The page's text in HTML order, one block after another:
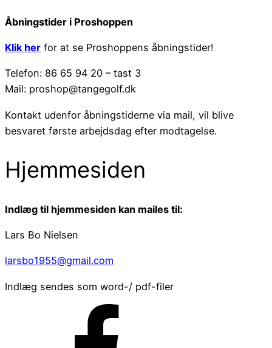
Åbningstider i Proshoppen
Klik her for at se Proshoppens åbningstider!
Telefon: 86 65 94 20 – tast 3
Mail: proshop@tangegolf.dk
Kontakt udenfor åbningstiderne via mail, vil blive
besvaret første arbejdsdag efter modtagelse.
Hjemmesiden
Indlæg til hjemmesiden kan mailes til:
Lars Bo Nielsen
larsbo1955@gmail.com
Indlæg sendes som word-/ pdf-filer